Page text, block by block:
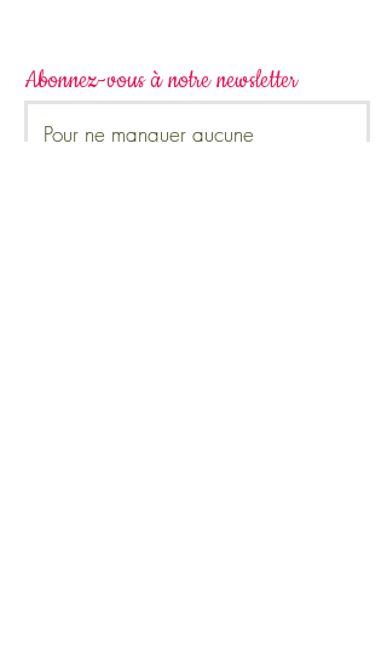
Abonnez-vous à notre newsletter
Pour ne manquer aucune